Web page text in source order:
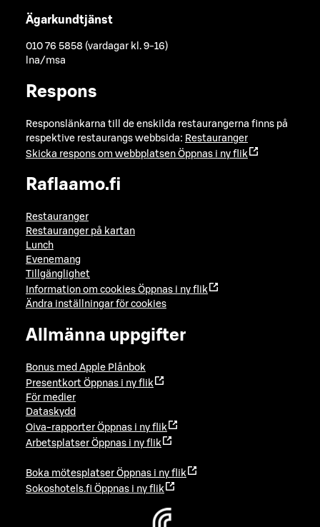
Ägarkundtjänst
010 76 5858 (vardagar kl. 9-16)
lna/msa
Respons
Responslänkarna till de enskilda restaurangerna finns på
respektive restaurangs webbsida: Restauranger
Skicka respons om webbplatsen Öppnas i ny flik
Raflaamo.fi
Restauranger
Restauranger på kartan
Lunch
Evenemang
Tillgänglighet
Information om cookies Öppnas i ny flik
Ändra inställningar för cookies
Allmänna uppgifter
Bonus med Apple Plånbok
Presentkort Öppnas i ny flik
För medier
Dataskydd
Oiva-rapporter Öppnas i ny flik
Arbetsplatser Öppnas i ny flik
Boka mötesplatser Öppnas i ny flik
Sokoshotels.fi Öppnas i ny flik